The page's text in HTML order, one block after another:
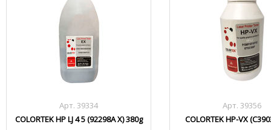
Арт. 39334
COLORTEK HP LJ 4 5 (92298A X) 380g
Арт. 39356
COLORTEK HP-VX